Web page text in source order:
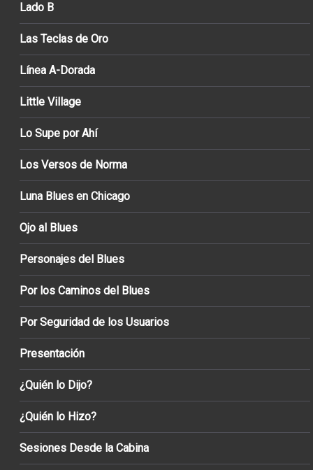
Lado B
Las Teclas de Oro
Línea A-Dorada
Little Village
Lo Supe por Ahí
Los Versos de Norma
Luna Blues en Chicago
Ojo al Blues
Personajes del Blues
Por los Caminos del Blues
Por Seguridad de los Usuarios
Presentación
¿Quién lo Dijo?
¿Quién lo Hizo?
Sesiones Desde la Cabina